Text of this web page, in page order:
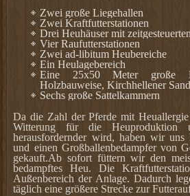
Zwei große Liegehallen
Zwei Kraftfutterstationen
Drei Heuhäuser mit
Vier Raufutterstationen
Zwei ad-libitum Heubereiche
Ein Heulagebereich
Eine 25x50 Meter große
Holzbauweise, Kirchhellener
Sechs große Sattelkammern
Da die Zahl der Pferde mit
Witterung für die Heuproduktion
herausfordernder wird, haben wir uns
und einen Großballenbedampfer von
gekauft.Ab sofort füttern wir den
bedampftes Heu.Die
Außenbereich der Anlage.Dadurch
täglich eine größere Strecke zur